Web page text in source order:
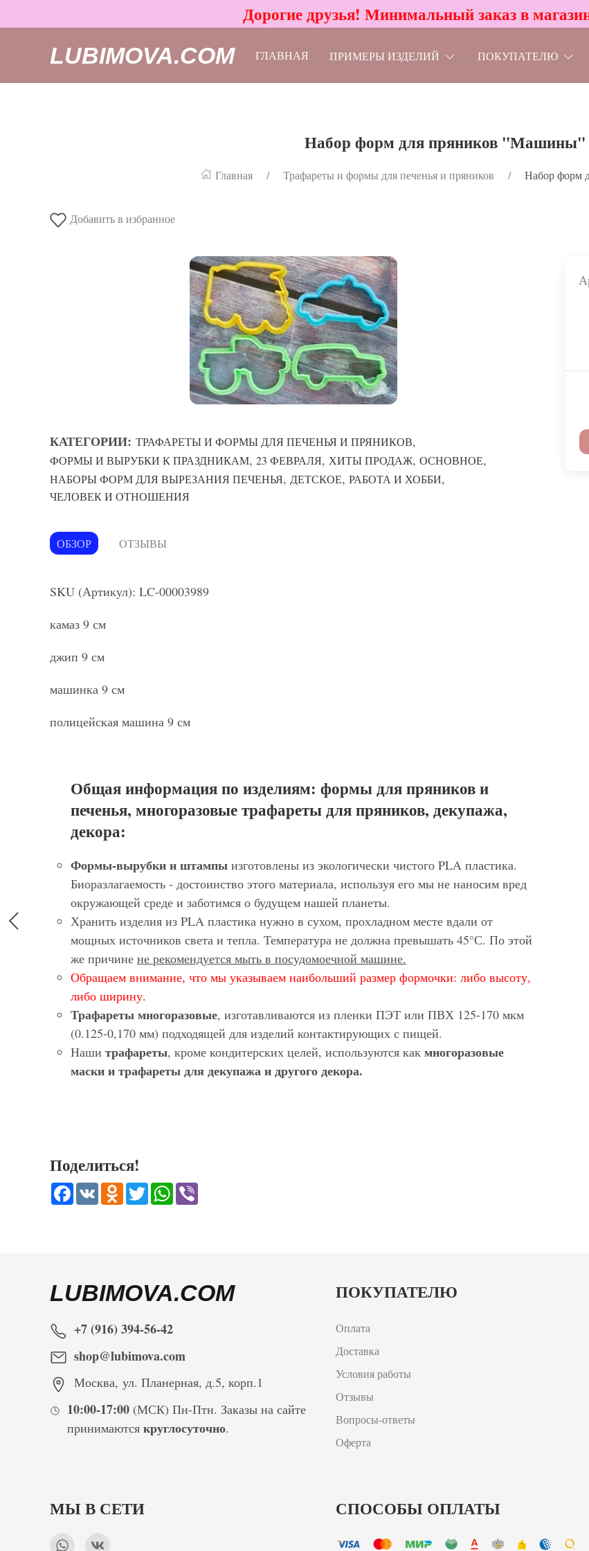
Дорогие друзья! Минимальный заказ в
LUBIMOVA.COM ГЛАВНАЯ ПРИМЕРЫ ИЗДЕЛИЙ ПОКУПАТЕЛЮ
Набор форм для пряников "Машины"
Главная Трафареты и формы для печенья и пряников Набор форм
Добавить в избранное
КАТЕГОРИИ: ТРАФАРЕТЫ И ФОРМЫ ДЛЯ ПЕЧЕНЬЯ И ПРЯНИКОВ,
ФОРМЫ И ВЫРУБКИ К ПРАЗДНИКАМ, 23 ФЕВРАЛЯ, ХИТЫ ПРОДАЖ, ОСНОВНОЕ,
НАБОРЫ ФОРМ ДЛЯ ВЫРЕЗАНИЯ ПЕЧЕНЬЯ, ДЕТСКОЕ, РАБОТА И ХОББИ,
ЧЕЛОВЕК И ОТНОШЕНИЯ
ОБЗОР ОТЗЫВЫ
SKU (Артикул): LC-00003989
камаз 9 см
джип 9 см
машинка 9 см
полицейская машина 9 см
Общая информация по изделиям: формы для пряников и
печенья, многоразовые трафареты для пряников, декупажа,
декора:
Формы-вырубки и штампы изготовлены из экологически чистого PLA пластика.
Биоразлагаемость - достоинство этого материала, используя его мы не наносим вред
окружающей среде и заботимся о будущем нашей планеты.
Хранить изделия из PLA пластика нужно в сухом, прохладном месте вдали от
мощных источников света и тепла. Температура не должна превышать 45°С. По этой
же причине не рекомендуется мыть в посудомоечной машине.
Обращаем внимание, что мы указываем наибольший размер формочки: либо высоту,
либо ширину.
Трафареты многоразовые, изготавливаются из пленки ПЭТ или ПВХ 125-170 мкм
(0.125-0,170 мм) подходящей для изделий контактирующих с пищей.
Наши трафареты, кроме кондитерских целей, используются как многоразовые
маски и трафареты для декупажа и другого декора.
Поделиться!
Facebook
VK Odnoklassniki
TwitterWhatsApp
LUBIMOVA.COM
+7 (916) 394-56-42
shop@lubimova.com
Москва, ул. Планерная, д.5, корп.1
10:00-17:00(МСК) Пн-Птн. Заказы на сайте
принимаются круглосуточно.
ПОКУПАТЕЛЮ
Оплата
Доставка
Условия работы
Отзывы
Вопросы-ответы
Оферта
МЫ В СЕТИ СПОСОБЫ ОПЛАТЫ